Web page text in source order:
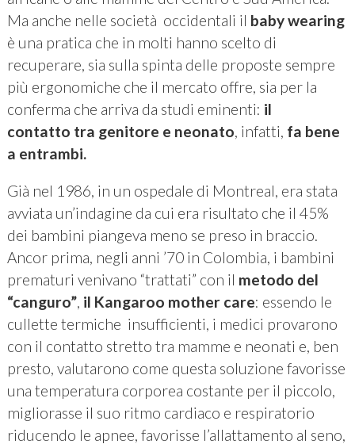
Ma anche nelle società occidentali il baby wearing
è una pratica che in molti hanno scelto di
recuperare, sia sulla spinta delle proposte sempre
più ergonomiche che il mercato offre, sia per la
conferma che arriva da studi eminenti: il
contatto tra genitore e neonato, infatti, fa bene
a entrambi.
Già nel 1986, in un ospedale di Montreal, era stata
avviata un’indagine da cui era risultato che il 45%
dei bambini piangeva meno se preso in braccio.
Ancor prima, negli anni ’70 in Colombia, i bambini
prematuri venivano “trattati” con il metodo del
“canguro”, il Kangaroo mother care: essendo le
cullette termiche insufficienti, i medici provarono
con il contatto stretto tra mamme e neonati e, ben
presto, valutarono come questa soluzione favorisse
una temperatura corporea costante per il piccolo,
migliorasse il suo ritmo cardiaco e respiratorio
riducendo le apnee, favorisse l’allattamento al seno,